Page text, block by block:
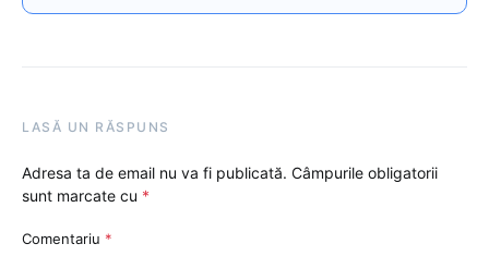
LASĂ UN RĂSPUNS
Adresa ta de email nu va fi publicată. Câmpurile obligatorii
sunt marcate cu *
Comentariu *